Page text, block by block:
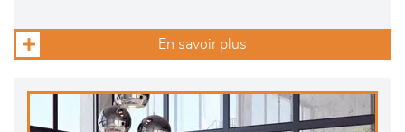
En savoir plus